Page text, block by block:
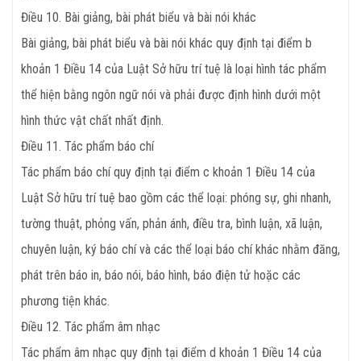
Điều 10. Bài giảng, bài phát biểu và bài nói khác
Bài giảng, bài phát biểu và bài nói khác quy định tại điểm b
khoản 1 Điều 14 của Luật Sở hữu trí tuệ là loại hình tác phẩm
thể hiện bằng ngôn ngữ nói và phải được định hình dưới một
hình thức vật chất nhất định.
Điều 11. Tác phẩm báo chí
Tác phẩm báo chí quy định tại điểm c khoản 1 Điều 14 của
Luật Sở hữu trí tuệ bao gồm các thể loại: phóng sự, ghi nhanh,
tường thuật, phỏng vấn, phản ánh, điều tra, bình luận, xã luận,
chuyên luận, ký báo chí và các thể loại báo chí khác nhằm đăng,
phát trên báo in, báo nói, báo hình, báo điện tử hoặc các
phương tiện khác.
Điều 12. Tác phẩm âm nhạc
Tác phẩm âm nhạc quy định tại điểm d khoản 1 Điều 14 của